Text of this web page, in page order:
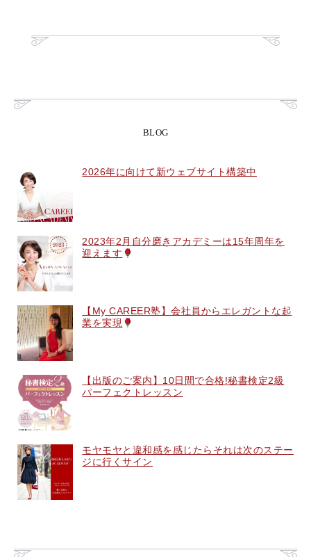
BLOG
2026年に向けて新ウェブサイト構築中
2023年2月自分磨きアカデミーは15年周年を
迎えます
【My CAREER塾】会社員からエレガントな起
業を実現
【出版のご案内】10日間で合格!秘書検定2級
パーフェクトレッスン
モヤモヤと違和感を感じたらそれは次のステー
ジに行くサイン